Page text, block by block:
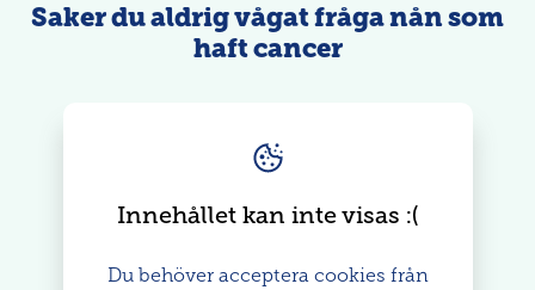
Saker du aldrig vågat fråga nån som
haft cancer
Innehållet kan inte visas : (
Du behöver acceptera cookies från